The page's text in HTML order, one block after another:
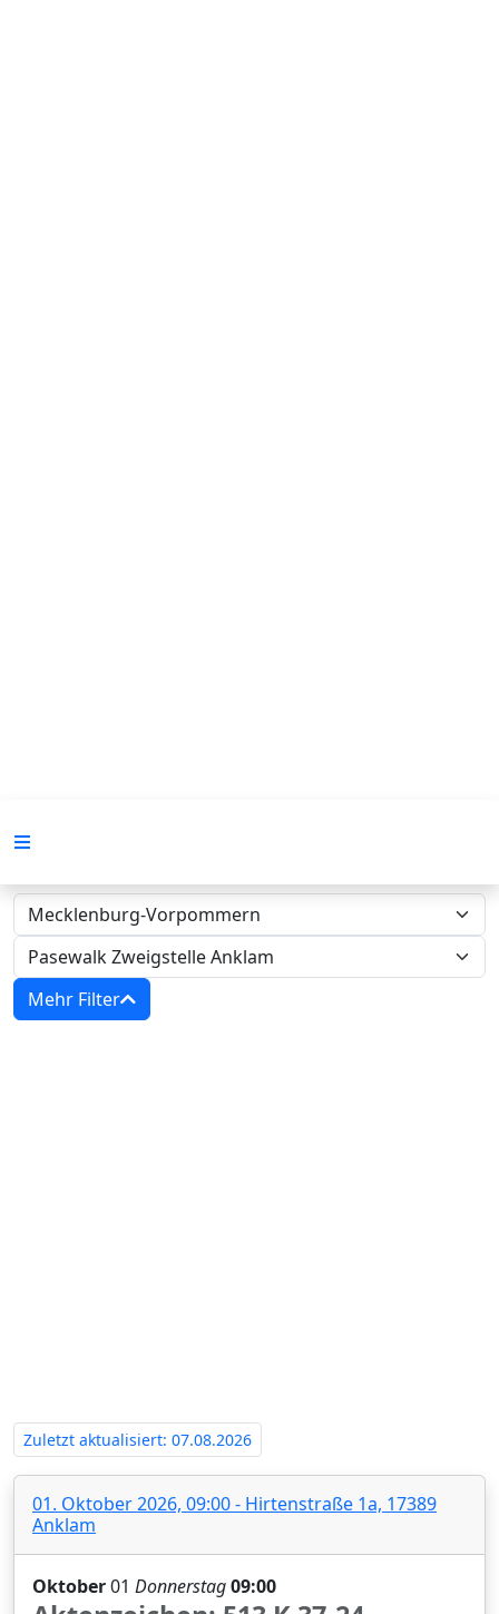
Mehr Filter
Zuletzt aktualisiert: 07.08.2026
01. Oktober 2026, 09:00 - Hirtenstraße 1a, 17389
Anklam
Oktober01 Donnerstag09:00